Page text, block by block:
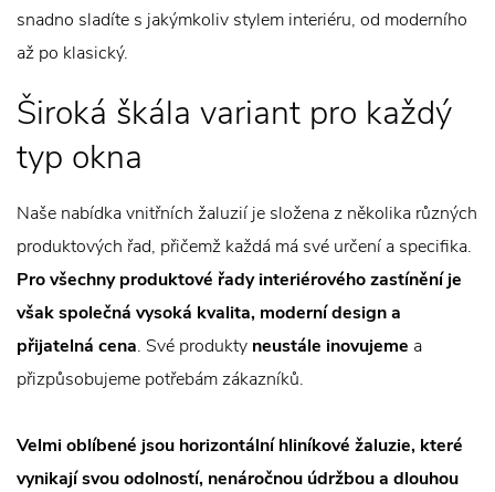
snadno sladíte s jakýmkoliv stylem interiéru, od moderního
až po klasický.
Široká škála variant pro každý
typ okna
Naše nabídka vnitřních žaluzií je složena z několika různých
produktových řad, přičemž každá má své určení a specifika.
Pro všechny produktové řady interiérového zastínění je
však společná vysoká kvalita, moderní design a
přijatelná cena. Své produkty neustále inovujeme a
přizpůsobujeme potřebám zákazníků.
Velmi oblíbené jsou horizontální hliníkové žaluzie, které
vynikají svou odolností, nenáročnou údržbou a dlouhou